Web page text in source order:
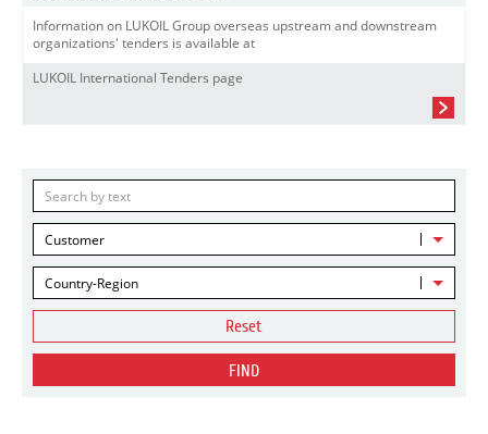
Information on LUKOIL Group overseas upstream and downstream
organizations' tenders is available at
LUKOIL International Tenders page
Customer
Country-Region
Reset
FIND